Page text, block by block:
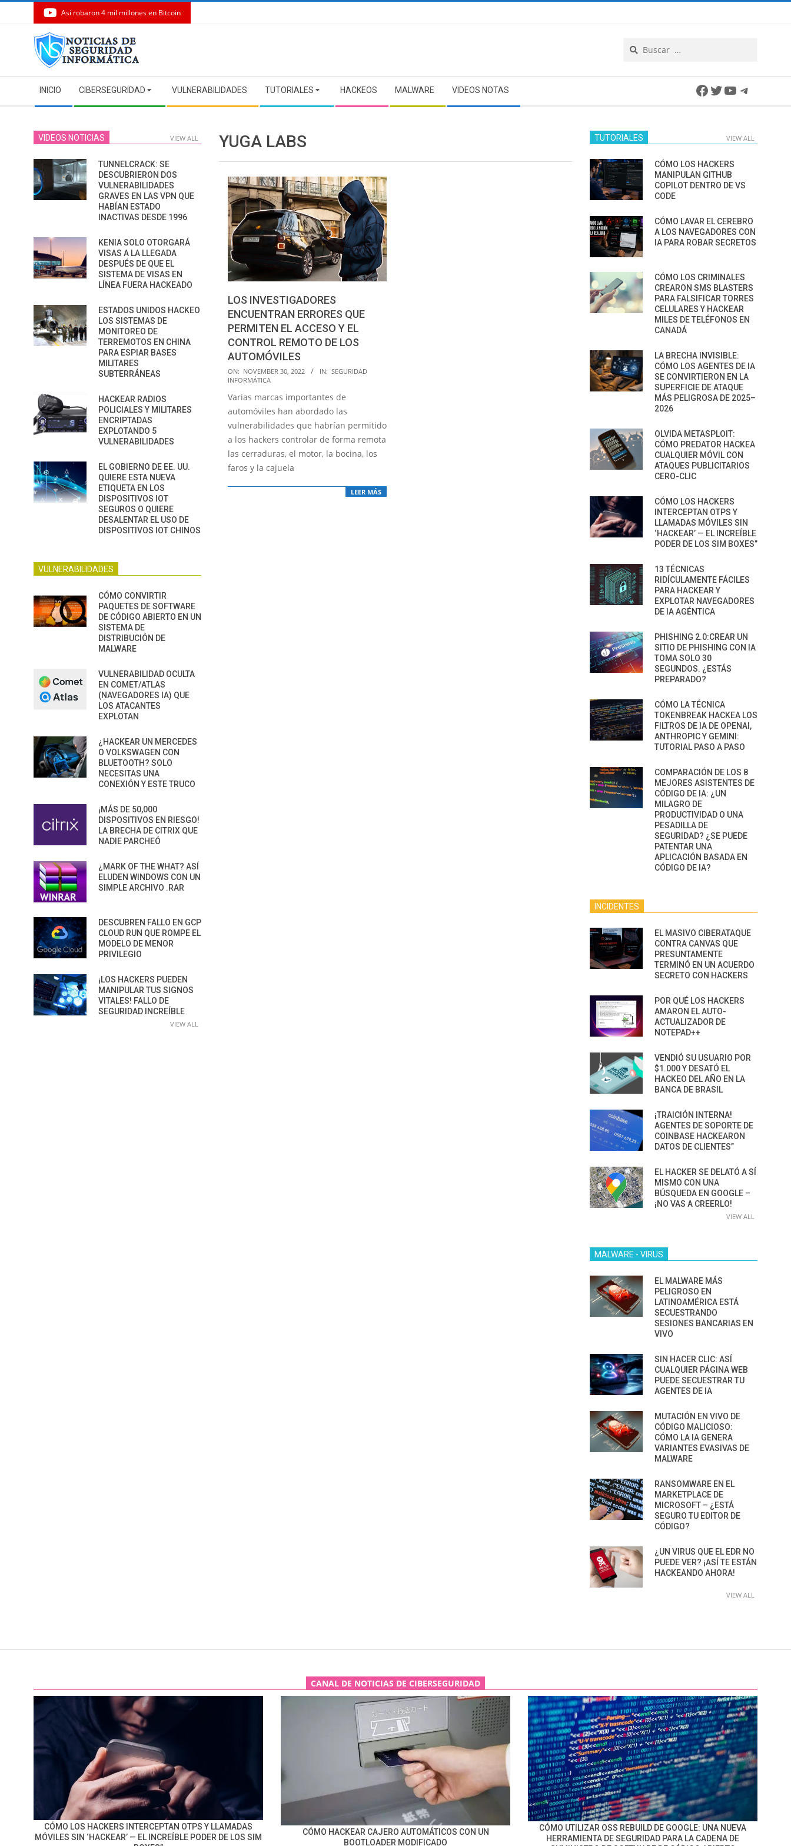
Así robaron 4 mil millones en Bitcoin
Navigation
Menu
INICIO CIBERSEGURIDAD VULNERABILIDADES TUTORIALES HACKEOS MALWARE VIDEOS NOTAS Facebook
Twitter
YouTube
YUGA LABS
LOS INVESTIGADORES
ENCUENTRAN ERRORES QUE
PERMITEN EL ACCESO Y EL
CONTROL REMOTO DE LOS
AUTOMÓVILES
2022-
11-
30
ON: NOVEMBER 30, 2022 IN: SEGURIDAD
INFORMÁTICA
Varias marcas importantes de
automóviles han abordado las
vulnerabilidades que habrían permitido
a los hackers controlar de forma remota
las cerraduras, el motor, la bocina, los
faros y la cajuela
LEER MÁS
VIDEOS NOTICIAS VIEW ALL
TUNNELCRACK: SE
DESCUBRIERON DOS
VULNERABILIDADES
GRAVES EN LAS VPN QUE
HABÍAN ESTADO
INACTIVAS DESDE 1996
KENIA SOLO OTORGARÁ
VISAS A LA LLEGADA
DESPUÉS DE QUE EL
SISTEMA DE VISAS EN
LÍNEA FUERA HACKEADO
ESTADOS UNIDOS HACKEO
LOS SISTEMAS DE
MONITOREO DE
TERREMOTOS EN CHINA
PARA ESPIAR BASES
MILITARES
SUBTERRÁNEAS
HACKEAR RADIOS
POLICIALES Y MILITARES
ENCRIPTADAS
EXPLOTANDO 5
VULNERABILIDADES
EL GOBIERNO DE EE. UU.
QUIERE ESTA NUEVA
ETIQUETA EN LOS
DISPOSITIVOS IOT
SEGUROS O QUIERE
DESALENTAR EL USO DE
DISPOSITIVOS IOT CHINOS
VULNERABILIDADES
CÓMO CONVIRTIR
PAQUETES DE SOFTWARE
DE CÓDIGO ABIERTO EN UN
SISTEMA DE
DISTRIBUCIÓN DE
MALWARE
VULNERABILIDAD OCULTA
EN COMET/ATLAS
(NAVEGADORES IA) QUE
LOS ATACANTES
EXPLOTAN
¿HACKEAR UN MERCEDES
O VOLKSWAGEN CON
BLUETOOTH? SOLO
NECESITAS UNA
CONEXIÓN Y ESTE TRUCO
¡MÁS DE 50,000
DISPOSITIVOS EN RIESGO!
LA BRECHA DE CITRIX QUE
NADIE PARCHEÓ
¿MARK OF THE WHAT? ASÍ
ELUDEN WINDOWS CON UN
SIMPLE ARCHIVO .RAR
DESCUBREN FALLO EN GCP
CLOUD RUN QUE ROMPE EL
MODELO DE MENOR
PRIVILEGIO
¡LOS HACKERS PUEDEN
MANIPULAR TUS SIGNOS
VITALES! FALLO DE
SEGURIDAD INCREÍBLE
VIEW ALL
TUTORIALES VIEW ALL
CÓMO LOS HACKERS
MANIPULAN GITHUB
COPILOT DENTRO DE VS
CODE
CÓMO LAVAR EL CEREBRO
A LOS NAVEGADORES CON
IA PARA ROBAR SECRETOS
CÓMO LOS CRIMINALES
CREARON SMS BLASTERS
PARA FALSIFICAR TORRES
CELULARES Y HACKEAR
MILES DE TELÉFONOS EN
CANADÁ
LA BRECHA INVISIBLE:
CÓMO LOS AGENTES DE IA
SE CONVIRTIERON EN LA
SUPERFICIE DE ATAQUE
MÁS PELIGROSA DE 2025–
2026
OLVIDA METASPLOIT:
CÓMO PREDATOR HACKEA
CUALQUIER MÓVIL CON
ATAQUES PUBLICITARIOS
CERO-CLIC
CÓMO LOS HACKERS
INTERCEPTAN OTPS Y
LLAMADAS MÓVILES SIN
‘HACKEAR’ — EL INCREÍBLE
PODER DE LOS SIM BOXES”
13 TÉCNICAS
RIDÍCULAMENTE FÁCILES
PARA HACKEAR Y
EXPLOTAR NAVEGADORES
DE IA AGÉNTICA
PHISHING 2.0:CREAR UN
SITIO DE PHISHING CON IA
TOMA SOLO 30
SEGUNDOS. ¿ESTÁS
PREPARADO?
CÓMO LA TÉCNICA
TOKENBREAK HACKEA LOS
FILTROS DE IA DE OPENAI,
ANTHROPIC Y GEMINI:
TUTORIAL PASO A PASO
COMPARACIÓN DE LOS 8
MEJORES ASISTENTES DE
CÓDIGO DE IA: ¿UN
MILAGRO DE
PRODUCTIVIDAD O UNA
PESADILLA DE
SEGURIDAD? ¿SE PUEDE
PATENTAR UNA
APLICACIÓN BASADA EN
CÓDIGO DE IA?
INCIDENTES
EL MASIVO CIBERATAQUE
CONTRA CANVAS QUE
PRESUNTAMENTE
TERMINÓ EN UN ACUERDO
SECRETO CON HACKERS
POR QUÉ LOS HACKERS
AMARON EL AUTO-
ACTUALIZADOR DE
NOTEPAD++
VENDIÓ SU USUARIO POR
$1.000 Y DESATÓ EL
HACKEO DEL AÑO EN LA
BANCA DE BRASIL
¡TRAICIÓN INTERNA!
AGENTES DE SOPORTE DE
COINBASE HACKEARON
DATOS DE CLIENTES”
EL HACKER SE DELATÓ A SÍ
MISMO CON UNA
BÚSQUEDA EN GOOGLE –
¡NO VAS A CREERLO!
VIEW ALL
MALWARE - VIRUS
EL MALWARE MÁS
PELIGROSO EN
LATINOAMÉRICA ESTÁ
SECUESTRANDO
SESIONES BANCARIAS EN
VIVO
SIN HACER CLIC: ASÍ
CUALQUIER PÁGINA WEB
PUEDE SECUESTRAR TU
AGENTES DE IA
MUTACIÓN EN VIVO DE
CÓDIGO MALICIOSO:
CÓMO LA IA GENERA
VARIANTES EVASIVAS DE
MALWARE
RANSOMWARE EN EL
MARKETPLACE DE
MICROSOFT – ¿ESTÁ
SEGURO TU EDITOR DE
CÓDIGO?
¿UN VIRUS QUE EL EDR NO
PUEDE VER? ¡ASÍ TE ESTÁN
HACKEANDO AHORA!
VIEW ALL
CANAL DE NOTICIAS DE CIBERSEGURIDAD
CÓMO LOS HACKERS INTERCEPTAN OTPS Y LLAMADAS
MÓVILES SIN ‘HACKEAR’ — EL INCREÍBLE PODER DE LOS SIM
CÓMO HACKEAR CAJERO AUTOMÁTICOS CON UN
BOOTLOADER MODIFICADO
CÓMO UTILIZAR OSS REBUILD DE GOOGLE: UNA NUEVA
HERRAMIENTA DE SEGURIDAD PARA LA CADENA DE